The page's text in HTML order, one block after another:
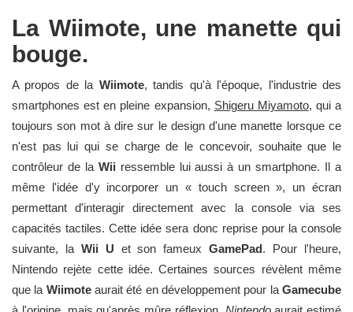
La Wiimote, une manette qui
bouge.
A propos de la Wiimote, tandis qu'à l'époque, l'industrie des
smartphones est en pleine expansion, Shigeru Miyamoto, qui a
toujours son mot à dire sur le design d'une manette lorsque ce
n'est pas lui qui se charge de le concevoir, souhaite que le
contrôleur de la Wii ressemble lui aussi à un smartphone. Il a
même l'idée d'y incorporer un « touch screen », un écran
permettant d'interagir directement avec la console via ses
capacités tactiles. Cette idée sera donc reprise pour la console
suivante, la Wii U et son fameuxGamePad. Pour l'heure,
Nintendo rejète cette idée. Certaines sources révèlent même
que la Wiimoteaurait été en développement pour laGamecube